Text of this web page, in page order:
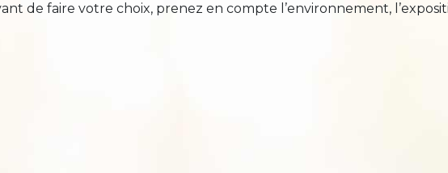
de faire votre choix, prenez en compte l’environnement,